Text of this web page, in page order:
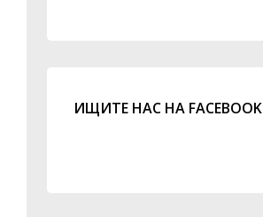
ИЩИТЕ НАС НА FACEBOOK